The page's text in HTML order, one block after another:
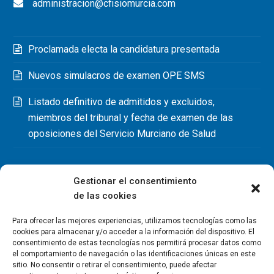
Gestionar el consentimiento
de las cookies
Para ofrecer las mejores experiencias, utilizamos tecnologías como las
cookies para almacenar y/o acceder a la información del dispositivo. El
consentimiento de estas tecnologías nos permitirá procesar datos como
el comportamiento de navegación o las identificaciones únicas en este
sitio. No consentir o retirar el consentimiento, puede afectar
administracion@cfisiomurcia.com
Proclamada electa la candidatura presentada
Nuevos simulacros de examen OPE SMS
Listado definitivo de admitidos y excluidos,
miembros del tribunal y fecha de examen de las
oposiciones del Servicio Murciano de Salud